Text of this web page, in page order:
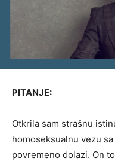
PITANJE:
Otkrila sam strašnu
homoseksualnu vezu
povremeno dolazi. On